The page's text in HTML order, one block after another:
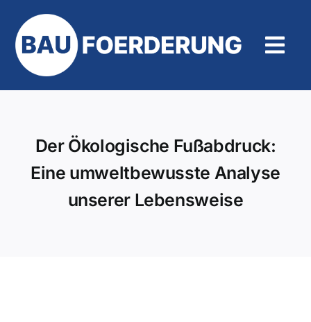
Inhalt
springen
Der Ökologische Fußabdruck:
Eine umweltbewusste Analyse
unserer Lebensweise